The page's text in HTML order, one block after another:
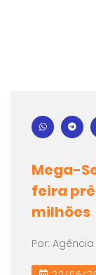
Mega-
feira
milhões
Por: Agência